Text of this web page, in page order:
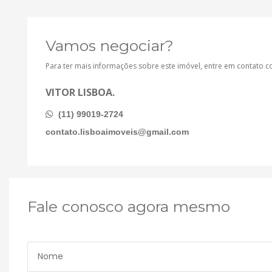
Vamos negociar?
Para ter mais informações sobre este imóvel, entre em contato
VITOR LISBOA.
(11) 99019-2724
contato.lisboaimoveis@gmail.com
Fale conosco agora mesmo